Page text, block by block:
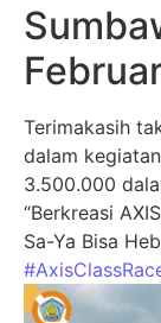
Terimakasih
dalam
3.500.000
“Berkreasi
Sa-Ya Bisa